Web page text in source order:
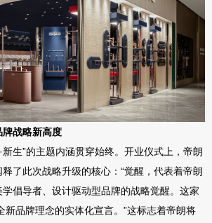
牌战略新高度
新生”的主题内涵贯穿始终。开业仪式上，帝朗
了此次战略升级的核心：“觉醒，代表着帝朗
倡导者、设计驱动型品牌的战略觉醒。这家
新品牌理念的实体化宣言。”这标志着帝朗将